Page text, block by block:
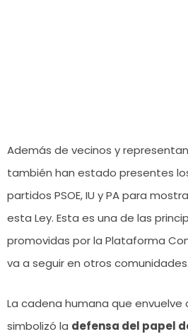
Además de vecinos y
también han estado presentes
partidos PSOE, IU y PA para
esta Ley. Esta es una de las
promovidas por la Plataforma
va a seguir en otros comunidades.
La cadena humana que
simbolizó la defensa del papel